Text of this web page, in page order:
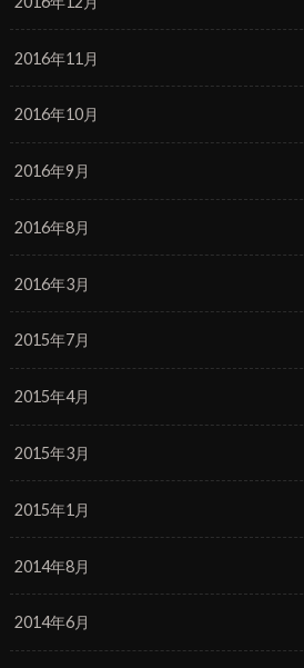
2016年11月
2016年10月
2016年9月
2016年8月
2016年3月
2015年7月
2015年4月
2015年3月
2015年1月
2014年8月
2014年6月